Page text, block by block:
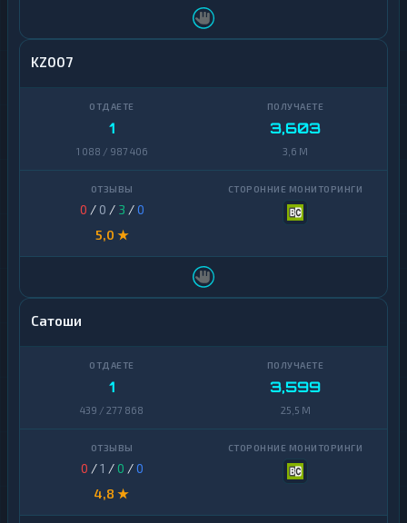
KZ007
1
1 088 / 987 406
3,603
3,6 M
0 / 0 / 3 /0
5,0 ★
Сатоши
1
439 / 277 868
3,599
25,5 M
0 /1 /0 /0
4,8 ★